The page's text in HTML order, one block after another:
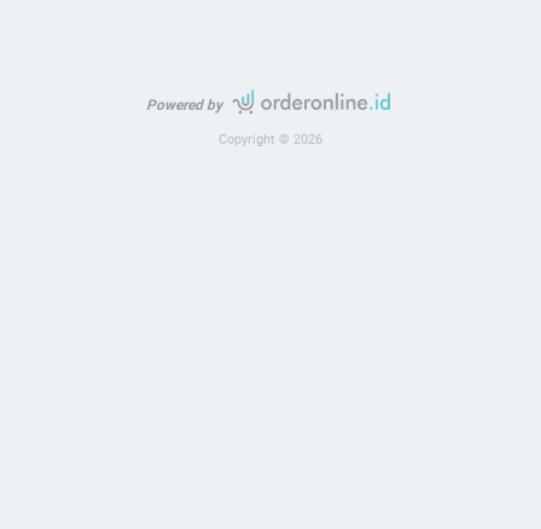
Powered by
Copyright © 2026